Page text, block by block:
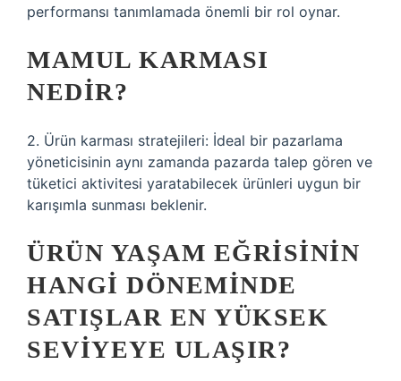
performansı tanımlamada önemli bir rol oynar.
MAMUL KARMASI
NEDIR?
2. Ürün karması stratejileri: İdeal bir pazarlama
yöneticisinin aynı zamanda pazarda talep gören ve
tüketici aktivitesi yaratabilecek ürünleri uygun bir
karışımla sunması beklenir.
ÜRÜN YAŞAM EĞRISININ
HANGI DÖNEMINDE
SATIŞLAR EN YÜKSEK
SEVIYEYE ULAŞIR?